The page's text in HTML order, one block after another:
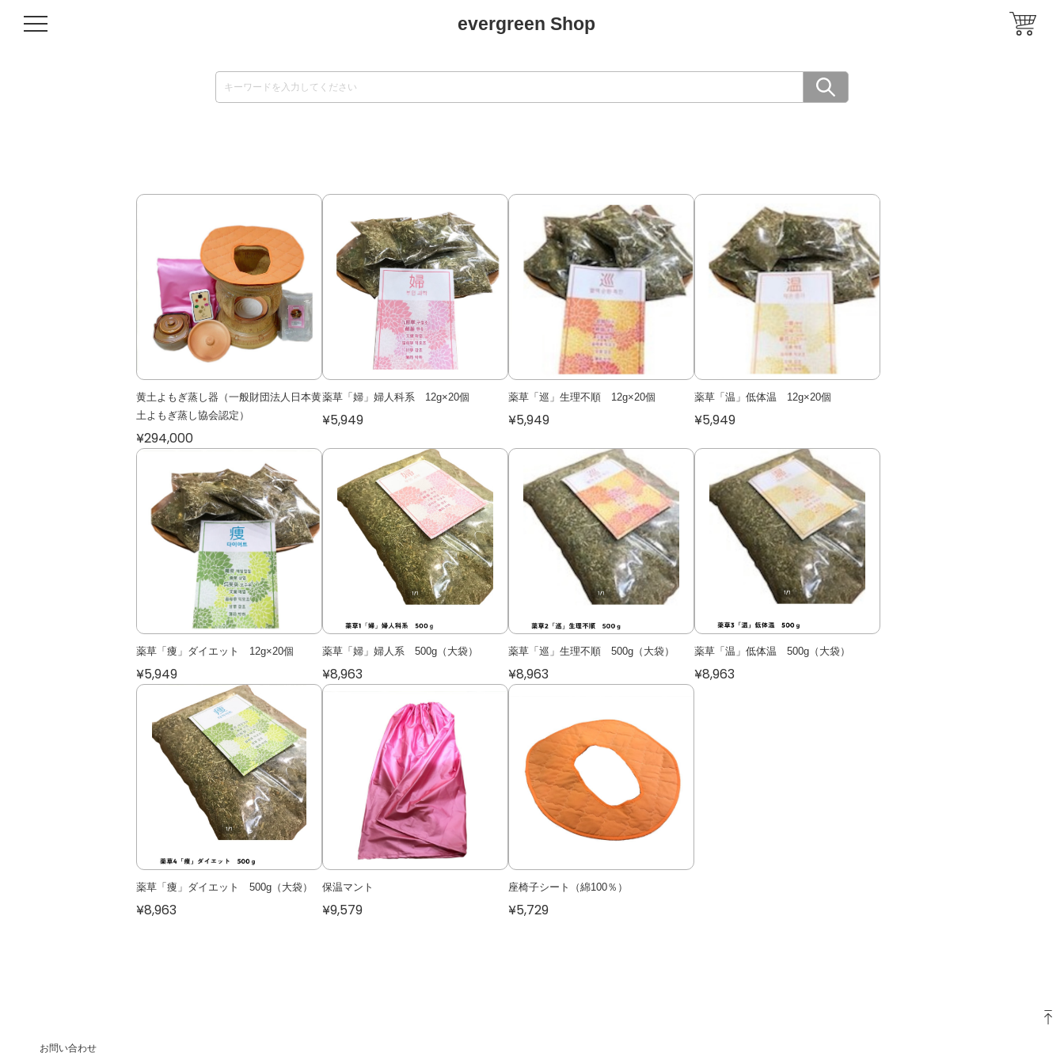
evergreen Shop
黄土よもぎ蒸し器（一般財団法人日本黄
土よもぎ蒸し協会認定）
¥294,000
薬草「婦」婦人科系 12g×20個
¥5,949
薬草「巡」生理不順 12g×20個
¥5,949
薬草「温」低体温 12g×20個
¥5,949
薬草「痩」ダイエット 12g×20個
¥5,949
薬草「婦」婦人系 500g（大袋）
¥8,963
薬草「巡」生理不順 500g（大袋）
¥8,963
薬草「温」低体温 500g（大袋）
¥8,963
薬草「痩」ダイエット 500g（大袋）
¥8,963
保温マント
¥9,579
座椅子シート（綿100％）
¥5,729
お問い合わせ